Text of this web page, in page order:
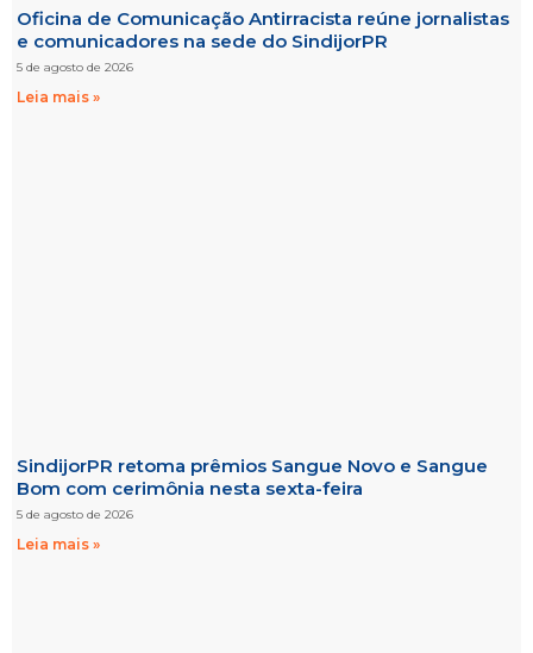
Oficina de Comunicação Antirracista reúne jornalistas
e comunicadores na sede do SindijorPR
5 de agosto de 2026
Leia mais »
SindijorPR retoma prêmios Sangue Novo e Sangue
Bom com cerimônia nesta sexta-feira
5 de agosto de 2026
Leia mais »